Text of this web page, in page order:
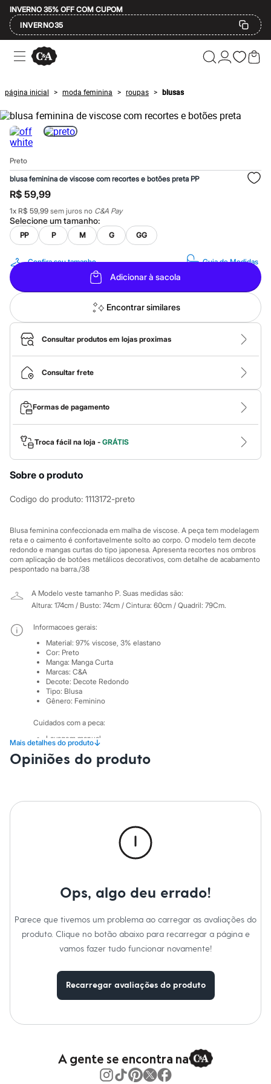
INVERNO 35% OFF COM CUPOM
INVERNO35
Ofertas
Compre por Departamento
Masculino
Infantil
Calçados
Mindse7
Plus Size
Até 20% off
Até 60% off
A partir de 60% off
Feminino
Em alta
Inverno
Alfaiataria
Novidades
Roupas
Básicos
Calças
Casacos e Jaquetas
Jeans
Macacões
Saias
Shorts e Bermudas
Vestidos
Acessórios
Bolsas
Bonés e Chapéus
Bijoux
Cintos
Óculos
Relógios
Calçados
Botas
Chinelos
Rasteirinhas
Sandálias
Sapatilhas
Marcas
Mindset
Sawary
Yessica
Moda esportiva
Acessórios
Blusas
Calçados
Leggings
Shorts e Bermudas
Tops
Moda íntima
Calcinhas
Cintas e Modeladores
Pijamas
Sutiãs e Tops
Biquínis
Saídas de praia
Personagens
Plus size
Jeans
Bermudas
Camisas
Calças
Camisetas e Regatas
Bolsas e Mochilas
Chapéus e Bonés
Cintos
página inicial > moda feminina > roupas > blusas
Preto
blusa feminina de viscose com recortes e botões preta PP
R$ 59,99
1x R$ 59,99 sem juros no C&A Pay
Selecione umtamanho:
PP P M G GG
Confira seu tamanho Guia de Medidas
Adicionar à sacola
Encontrar similares
Consultar produtos em lojas proximas
Consultar frete
Formas de pagamento
Troca fácil na loja - GRÁTIS
Sobre o produto
Codigo do produto: 1113172-preto
Blusa feminina confeccionada em malha de viscose. A peça tem modelagem
reta e o caimento é confortavelmente solto ao corpo. O modelo tem decote
redondo e mangas curtas do tipo japonesa. Apresenta recortes nos ombros
com aplicação de botões metálicos decorativos, com detalhe de acabamento
pespontado na barra./38
A Modelo veste tamanho P. Suas medidas são:
Altura: 174cm / Busto: 74cm / Cintura: 60cm / Quadril: 79Cm.
Mais detalhes do produto↓
Informacoes gerais:
Material: 97% viscose, 3% elastano
Cor: Preto
Manga: Manga Curta
Marcas: C&A
Decote: Decote Redondo
Tipo: Blusa
Gênero: Feminino
Cuidados com a peca:
Lavagem manual.
Não alvejar.
Não secar em secadora.
Secar na horizontal.
Opiniões do produto
Ops, algo deu errado!
Parece que tivemos um problema ao carregar as avaliações do
produto. Clique no botão abaixo para recarregar a página e
vamos fazer tudo funcionar novamente!
Recarregar avaliações do produto
A gente se encontra na